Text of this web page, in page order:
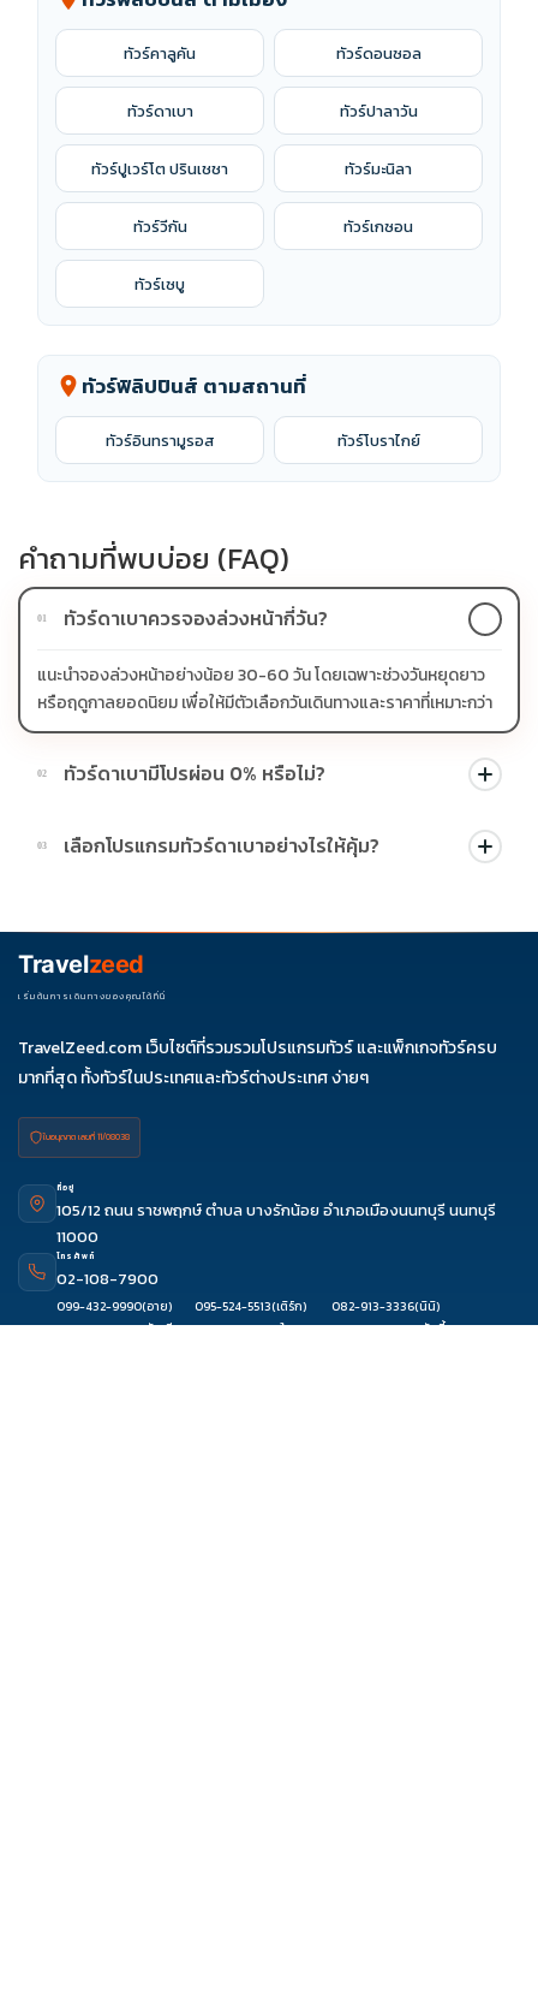
ทัวร์คาลูคัน ทัวร์ดอนซอล
ทัวร์ดาเบา ทัวร์ปาลาวัน
ทัวร์ปูเวร์โต ปรินเชชา ทัวร์มะนิลา
ทัวร์วีกัน ทัวร์เกซอน
ทัวร์เซบู
location_on ทัวร์ฟิลิปปินส์ ตามสถานที่
ทัวร์อินทรามูรอส ทัวร์โบราไกย์
คำถามที่พบบ่อย (FAQ)
01 ทัวร์ดาเบาควรจองล่วงหน้ากี่วัน?
แนะนำจองล่วงหน้าอย่างน้อย 30-60 วัน โดยเฉพาะช่วงวันหยุดยาว
หรือฤดูกาลยอดนิยม เพื่อให้มีตัวเลือกวันเดินทางและราคาที่เหมาะกว่า
02 ทัวร์ดาเบามีโปรผ่อน 0% หรือไม่?
บางโปรแกรมมีโปรผ่อน 0% หรือโปรโมชั่นบัตรเครดิตตามเงื่อนไขที่
บริษัทกำหนด สามารถดูสัญลักษณ์โปรโมชั่นในรายการทัวร์แต่ละ
03 เลือกโปรแกรมทัวร์ดาเบาอย่างไรให้คุ้ม?
ช่วงราคา ไม่ควรเทียบจากราคาต่ำสุดเพียงอย่างเดียว
ดูรีวิว ติดต่อเซล จองผ่านแชท จองผ่านไลน์
Travelzeed
เริ่มต้นการเดินทางของคุณได้ที่นี่
TravelZeed.com เว็บไซต์ที่รวมรวมโปรแกรมทัวร์ และแพ็กเกจทัวร์ครบ
มากที่สุด ทั้งทัวร์ในประเทศและทัวร์ต่างประเทศ ง่ายๆ
ใบอนุญาต เลขที่ 11/08038
ที่อยู่
105/12 ถนน ราชพฤกษ์ ตำบล บางรักน้อย อำเภอเมืองนนทบุรี นนทบุรี
11000
โทรศัพท์
02-108-7900
099-432-9990(อาย) 095-524-5513(เติร์ก) 082-913-3336(นินิ)
080-082-9197(รัสเซีย) 062-103-3313(ใบเตย) 086-331-4402(ลัคกี้)